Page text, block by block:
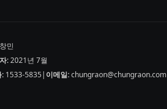
민
:2021년 7월
: 1533-5835| 이메일:chungraon@chungraon.com